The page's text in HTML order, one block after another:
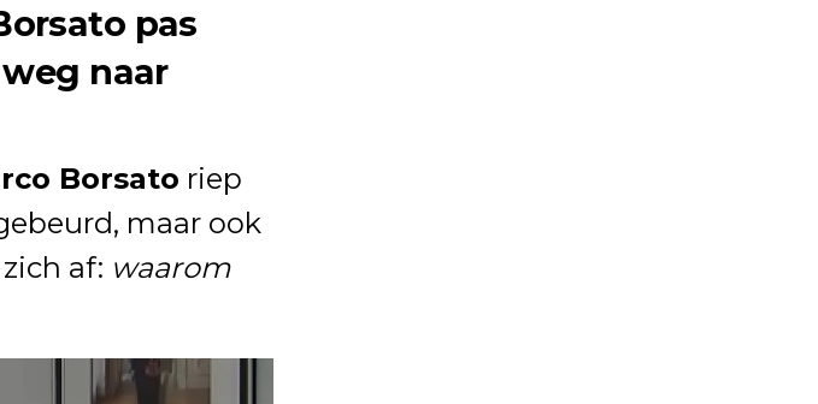
pas
naar
Borsato riep
maar ook
af: waarom